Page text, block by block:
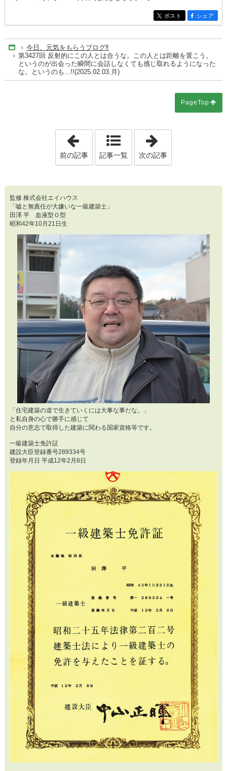
entry9400
ポスト entry9400
シェア
Home
今日、元気をもらうブログ‼
第3427回 反射的にこの人とは合うな。この人とは距離を置こう。
というのが出会った瞬間に会話しなくても感じ取れるようになった
な。というのも...!!(2025.02.03.月)
PageTop
「第3426回 準備を怠らずに自分自身の
前の記事 記事一覧 次の記事
監修 株式会社エイハウス
「嘘と無責任が大嫌いな一級建築士」
田澤 平 血液型Ｏ型
昭和42年10月21日生
「住宅建築の道で生きていくには大事な事だな。」
と私自身の心で勝手に感じて
自分の意志で取得した建築に関わる国家資格等です。
一級建築士免許証
建設大臣登録番号289334号
登録年月日 平成12年2月8日